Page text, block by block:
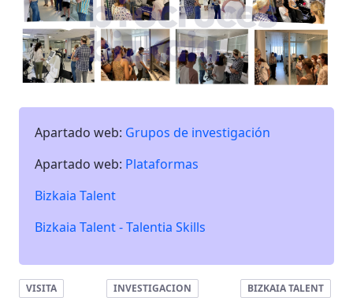
Apartado web: Grupos de investigación
Apartado web: Plataformas
Bizkaia Talent
Bizkaia Talent - Talentia Skills
VISITA INVESTIGACION
BIZKAIA TALENT